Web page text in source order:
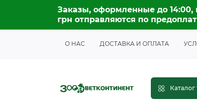
Заказы, оформленные до 14:00,
грн отправляются по
О НАС ДОСТАВКА И ОПЛАТА
Каталог